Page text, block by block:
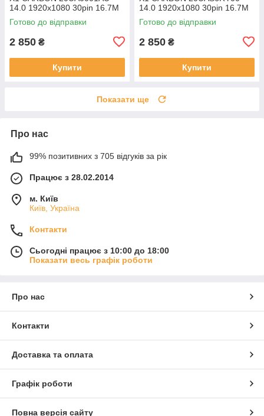
14.0 1920x1080 30pin 16.7M
45% NTSC 300 cd/m² для
ноутбука
Готово до відправки
2 850 ₴
Купити
14.0 1920x1080 30pin 16.7M
45% NTSC 300 cd/m² для
ноутбука
Готово до відправки
2 850 ₴
Купити
Показати ще
Про нас
99% позитивних з 705 відгуків за рік
Працює з 28.02.2014
м. Київ
Київ, Україна
Контакти
Сьогодні працює з 10:00 до 18:00
Показати весь графік роботи
Про нас
Контакти
Доставка та оплата
Графік роботи
Повна версія сайту